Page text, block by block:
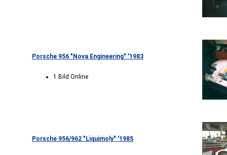
Porsche 956 "Nova Engineering" '1983
1 Bild Online
Porsche 956/962 "Liquimoly" '1985